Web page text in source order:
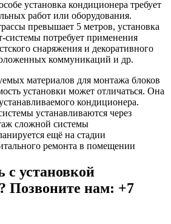
установка кондиционера требует
работ или оборудования.
превышает 5 метров, установка
системы потребует применения
снаряжения и декоративного
коммуникаций и др.
материалов для монтажа блоков
установки может отличаться. Она
кондиционера.
устанавливаются через
сложной системы
ещё на стадии
ремонта в помещении
установкой
Позвоните нам: +7